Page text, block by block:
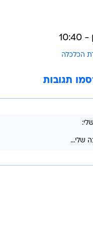
קיימים במסגרת
כללי המשחק בזמן